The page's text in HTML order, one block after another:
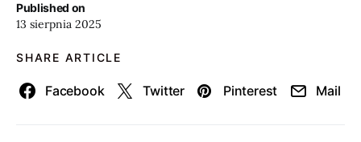
Published on
13 sierpnia 2025
SHARE ARTICLE
Facebook Twitter Pinterest Mail